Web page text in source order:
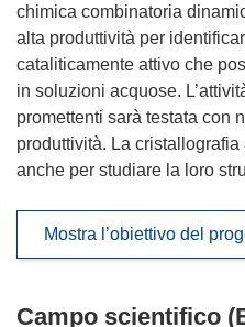
chimica combinatoria
alta produttività per
cataliticamente attivo che
in soluzioni acquose.
promettenti sarà testata con
produttività. La
anche per studiare la loro
Mostra l’obiettivo del
Campo scientifico